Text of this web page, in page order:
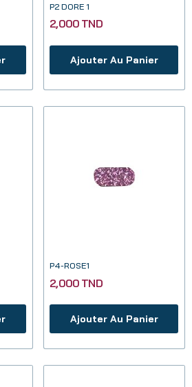
P2 DORE 1
2,000 TND
Ajouter Au Panier
P4-ROSE1
2,000 TND
Ajouter Au Panier